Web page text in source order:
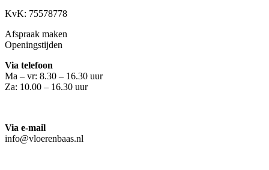
KvK: 75578778
Afspraak maken
Openingstijden
Via telefoon
Ma – vr: 8.30 – 16.30 uur
Za: 10.00 – 16.30 uur
Via e-mail
info@vloerenbaas.nl